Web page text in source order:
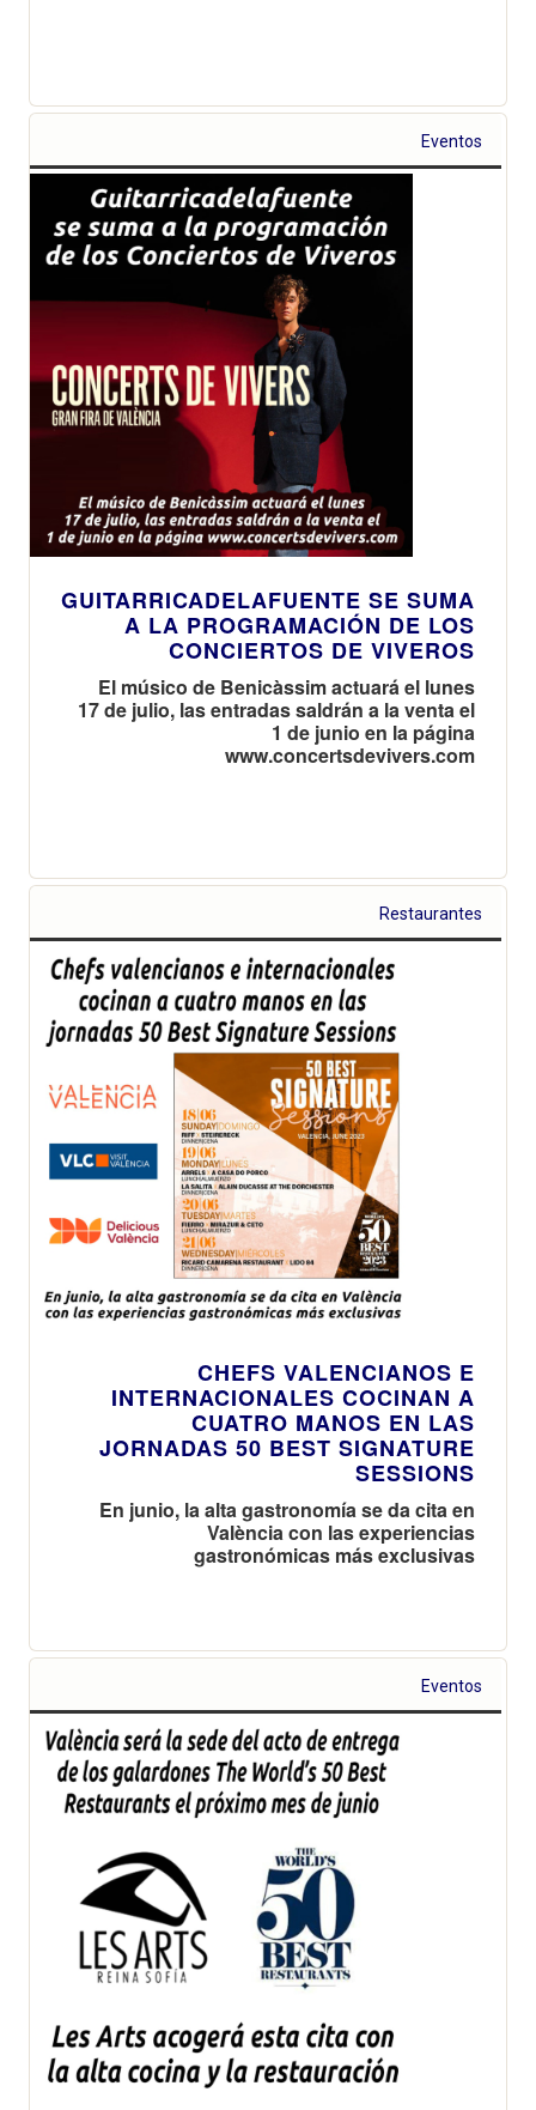
Eventos
GUITARRICADELAFUENTE SE SUMA
A LA PROGRAMACIÓN DE LOS
CONCIERTOS DE VIVEROS
El músico de Benicàssim actuará el lunes
17 de julio, las entradas saldrán a la venta el
1 de junio en la página
www.concertsdevivers.com
Restaurantes
CHEFS VALENCIANOS E
INTERNACIONALES COCINAN A
CUATRO MANOS EN LAS
JORNADAS 50 BEST SIGNATURE
SESSIONS
En junio, la alta gastronomía se da cita en
València con las experiencias
gastronómicas más exclusivas
Eventos